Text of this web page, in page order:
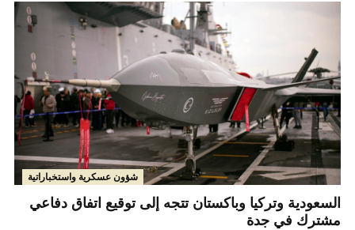
شؤون عسكرية واستخباراتية
السعودية وتركيا وباكستان تتجه إلى توقيع اتفاق دفاعي
مشترك في جدة